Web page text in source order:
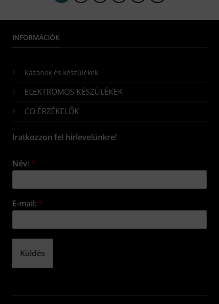
INFORMÁCIÓK
Kazánok és készülékek
ELEKTROMOS KÉSZÜLÉKEK
CO ÉRZÉKELŐK
Iratkozzon fel hírlevelünkre!
Név: *
E-mail: *
Küldés